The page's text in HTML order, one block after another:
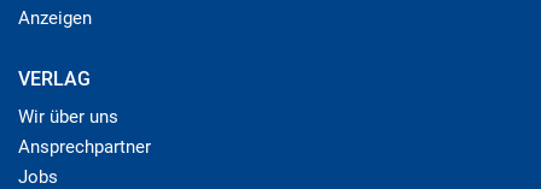
Anzeigen
VERLAG
Wir über uns
Ansprechpartner
Jobs